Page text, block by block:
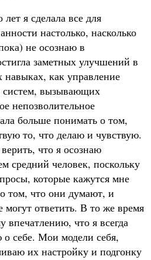
я сделала все для
настолько, насколько
не осознаю в
заметных улучшений в
навыках, как управление
систем, вызывающих
непозволительное
больше понимать о том,
то, что делаю и чувствую.
что я осознаю
средний человек, поскольку
которые кажутся мне
том, что они думают, и
ответить. В то же время
впечатлению, что я всегда
о себе. Мои модели себя,
их настройку и подгонку